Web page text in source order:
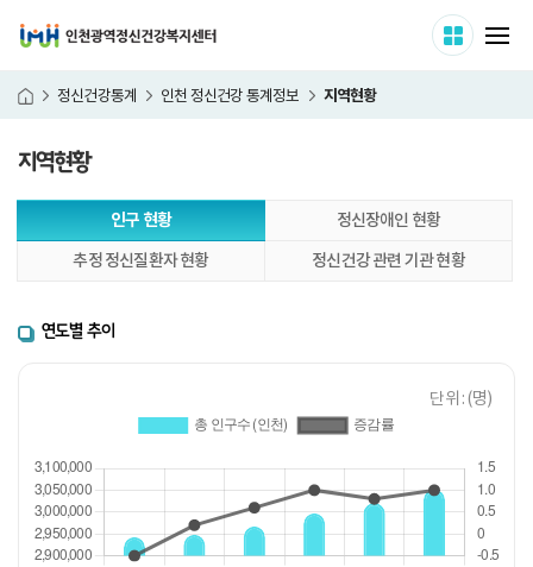
사이트
홈 정신건강통계 인천 정신건강 통계정보 지역현황
지역현황
문
인구 현황
정신장애인 현황
추정 정신질환자 현황
정신건강 관련 기관 현황
연도별 추이
단위 : (명)